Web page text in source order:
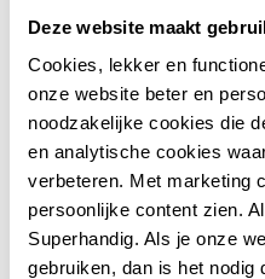
Deze website maakt
Cookies, lekker en
onze website beter en
noodzakelijke cookies die
en analytische cookies
verbeteren. Met marketing
persoonlijke content zien.
Superhandig. Als je onze
gebruiken, dan is het nodig